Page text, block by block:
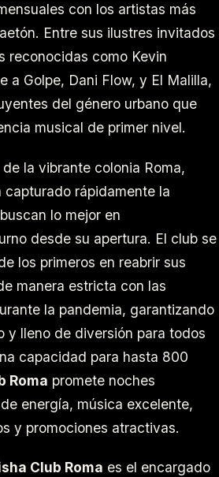
con los artistas más
Entre sus ilustres invitados
reconocidas como Kevin
a Golpe, Dani Flow, y El Malilla,
del género urbano que
musical de primer nivel.
la vibrante colonia Roma,
capturado rápidamente la
lo mejor en
desde su apertura. El club se
los primeros en reabrir sus
manera estricta con las
la pandemia, garantizando
y lleno de diversión para todos
capacidad para hasta 800
Roma promete noches
energía, música excelente,
y promociones atractivas.
Club Roma es el encargado